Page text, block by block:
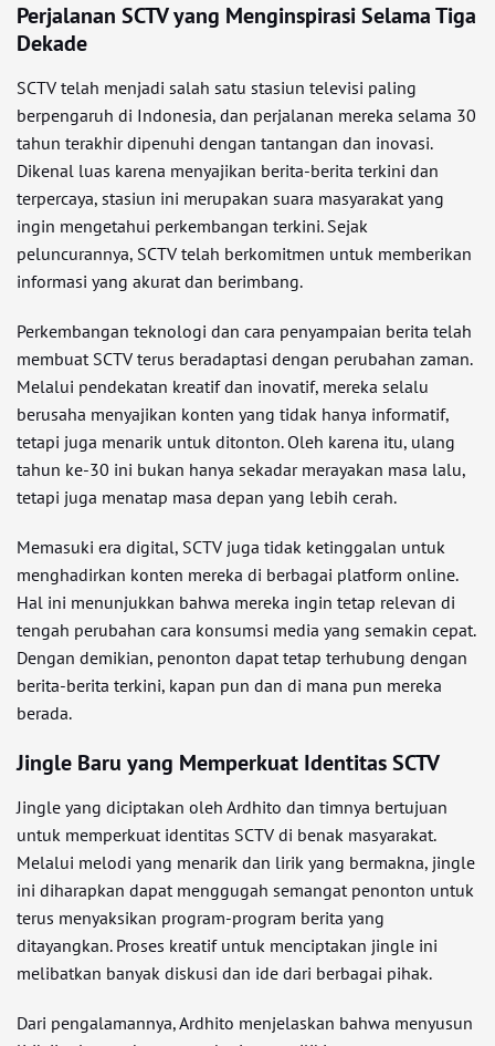
Perjalanan SCTV yang Menginspirasi Selama Tiga
Dekade
SCTV telah menjadi salah satu stasiun televisi paling
berpengaruh di Indonesia, dan perjalanan mereka selama 30
tahun terakhir dipenuhi dengan tantangan dan inovasi.
Dikenal luas karena menyajikan berita-berita terkini dan
terpercaya, stasiun ini merupakan suara masyarakat yang
ingin mengetahui perkembangan terkini. Sejak
peluncurannya, SCTV telah berkomitmen untuk memberikan
informasi yang akurat dan berimbang.
Perkembangan teknologi dan cara penyampaian berita telah
membuat SCTV terus beradaptasi dengan perubahan zaman.
Melalui pendekatan kreatif dan inovatif, mereka selalu
berusaha menyajikan konten yang tidak hanya informatif,
tetapi juga menarik untuk ditonton. Oleh karena itu, ulang
tahun ke-30 ini bukan hanya sekadar merayakan masa lalu,
tetapi juga menatap masa depan yang lebih cerah.
Memasuki era digital, SCTV juga tidak ketinggalan untuk
menghadirkan konten mereka di berbagai platform online.
Hal ini menunjukkan bahwa mereka ingin tetap relevan di
tengah perubahan cara konsumsi media yang semakin cepat.
Dengan demikian, penonton dapat tetap terhubung dengan
berita-berita terkini, kapan pun dan di mana pun mereka
berada.
Jingle Baru yang Memperkuat Identitas SCTV
Jingle yang diciptakan oleh Ardhito dan timnya bertujuan
untuk memperkuat identitas SCTV di benak masyarakat.
Melalui melodi yang menarik dan lirik yang bermakna, jingle
ini diharapkan dapat menggugah semangat penonton untuk
terus menyaksikan program-program berita yang
ditayangkan. Proses kreatif untuk menciptakan jingle ini
melibatkan banyak diskusi dan ide dari berbagai pihak.
Dari pengalamannya, Ardhito menjelaskan bahwa menyusun